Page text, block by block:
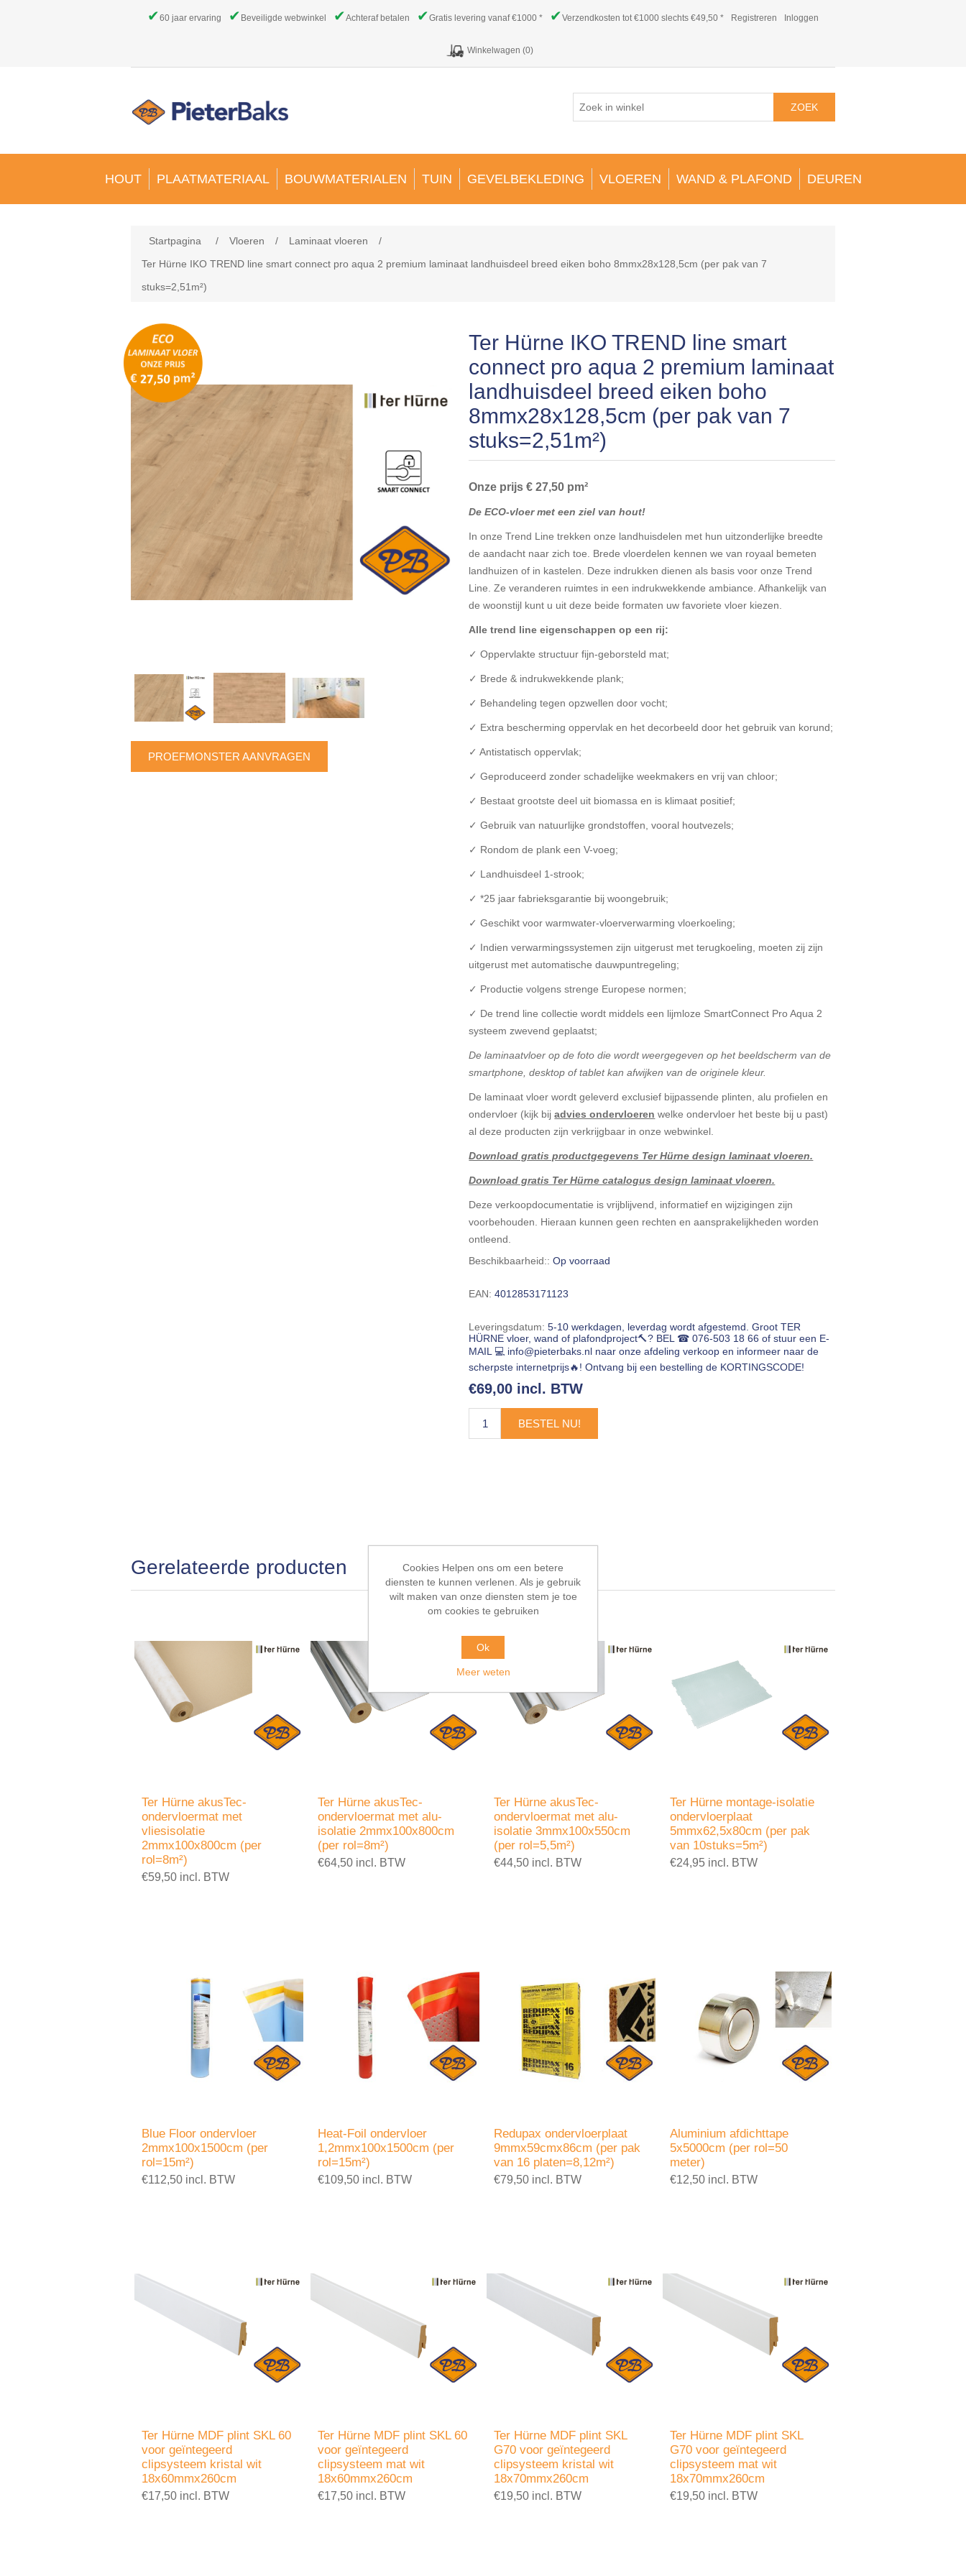
✔60 jaar ervaring ✔ Beveiligde webwinkel ✔Achteraf betalen ✔Gratis levering vanaf €1000 * ✔Verzendkosten tot €1000 slechts €49,50 * Registreren Inloggen
Winkelwagen (0)
ZOEK
HOUT PLAATMATERIAAL BOUWMATERIALEN TUIN GEVELBEKLEDING VLOEREN WAND & PLAFOND DEUREN
Startpagina / Vloeren / Laminaat vloeren
/
Ter Hürne IKO TREND line smart connect pro aqua 2 premium laminaat landhuisdeel breed eiken boho 8mmx28x128,5cm (per pak van 7
stuks=2,51m²)
PROEFMONSTER AANVRAGEN
Ter Hürne IKO TREND line smart
connect pro aqua 2 premium laminaat
landhuisdeel breed eiken boho
8mmx28x128,5cm (per pak van 7
stuks=2,51m²)
Onze prijs € 27,50 pm²
De ECO-vloer met een ziel van hout!
In onze Trend Line trekken onze landhuisdelen met hun uitzonderlijke breedte
de aandacht naar zich toe. Brede vloerdelen kennen we van royaal bemeten
landhuizen of in kastelen. Deze indrukken dienen als basis voor onze Trend
Line. Ze veranderen ruimtes in een indrukwekkende ambiance. Afhankelijk van
de woonstijl kunt u uit deze beide formaten uw favoriete vloer kiezen.
Alle trend line eigenschappen op een rij:
✓ Oppervlakte structuur fijn-geborsteld mat;
✓ Brede & indrukwekkende plank;
✓ Behandeling tegen opzwellen door vocht;
✓ Extra bescherming oppervlak en het decorbeeld door het gebruik van korund;
✓ Antistatisch oppervlak;
✓ Geproduceerd zonder schadelijke weekmakers en vrij van chloor;
✓ Bestaat grootste deel uit biomassa en is klimaat positief;
✓ Gebruik van natuurlijke grondstoffen, vooral houtvezels;
✓ Rondom de plank een V-voeg;
✓ Landhuisdeel 1-strook;
✓ *25 jaar fabrieksgarantie bij woongebruik;
✓ Geschikt voor warmwater-vloerverwarming vloerkoeling;
✓ Indien verwarmingssystemen zijn uitgerust met terugkoeling, moeten zij zijn
uitgerust met automatische dauwpuntregeling;
✓ Productie volgens strenge Europese normen;
✓ De trend line collectie wordt middels een lijmloze SmartConnect Pro Aqua 2
systeem zwevend geplaatst;
De laminaatvloer op de foto die wordt weergegeven op het beeldscherm van de
smartphone, desktop of tablet kan afwijken van de originele kleur.
De laminaat vloer wordt geleverd exclusief bijpassende plinten, alu profielen en
ondervloer (kijk bijadvies ondervloeren welke ondervloer het beste bij u past)
al deze producten zijn verkrijgbaar in onze webwinkel.
Download gratis productgegevens Ter Hürne design laminaat vloeren.
Download gratis Ter Hürne catalogus design laminaat vloeren.
Deze verkoopdocumentatie is vrijblijvend, informatief en wijzigingen zijn
voorbehouden. Hieraan kunnen geen rechten en aansprakelijkheden worden
ontleend.
Beschikbaarheid:: Op voorraad
EAN: 4012853171123
Leveringsdatum: 5-10 werkdagen, leverdag wordt afgestemd. Groot TER
HÜRNE vloer, wand of plafondproject🔨? BEL ☎ 076-503 18 66 of stuur een E-
MAIL 💻 info@pieterbaks.nl naar onze afdeling verkoop en informeer naar de
scherpste internetprijs🔥! Ontvang bij een bestelling de KORTINGSCODE!
€69,00 incl. BTW
BESTEL NU!
Gerelateerde producten
Ter Hürne akusTec-
ondervloermat met
vliesisolatie
2mmx100x800cm (per
rol=8m²)
€59,50 incl. BTW
Ter Hürne akusTec-
ondervloermat met alu-
isolatie 2mmx100x800cm
(per rol=8m²)
€64,50 incl. BTW
Ter Hürne akusTec-
ondervloermat met alu-
isolatie 3mmx100x550cm
(per rol=5,5m²)
€44,50 incl. BTW
Ter Hürne montage-isolatie
ondervloerplaat
5mmx62,5x80cm (per pak
van 10stuks=5m²)
€24,95 incl. BTW
Blue Floor ondervloer
2mmx100x1500cm (per
rol=15m²)
€112,50 incl. BTW
Heat-Foil ondervloer
1,2mmx100x1500cm (per
rol=15m²)
€109,50 incl. BTW
Redupax ondervloerplaat
9mmx59cmx86cm (per pak
van 16 platen=8,12m²)
€79,50 incl. BTW
Aluminium afdichttape
5x5000cm (per rol=50
meter)
€12,50 incl. BTW
Ter Hürne MDF plint SKL 60
voor geïntegeerd
clipsysteem kristal wit
18x60mmx260cm
€17,50 incl. BTW
Ter Hürne MDF plint SKL 60
voor geïntegeerd
clipsysteem mat wit
18x60mmx260cm
€17,50 incl. BTW
Ter Hürne MDF plint SKL
G70 voor geïntegeerd
clipsysteem kristal wit
18x70mmx260cm
€19,50 incl. BTW
Ter Hürne MDF plint SKL
G70 voor geïntegeerd
clipsysteem mat wit
18x70mmx260cm
€19,50 incl. BTW
Cookies Helpen ons om een betere
diensten te kunnen verlenen. Als je gebruik
wilt maken van onze diensten stem je toe
om cookies te gebruiken
Ok
Meer weten